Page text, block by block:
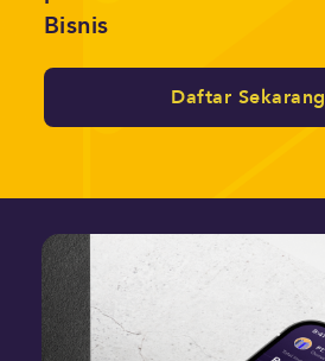
Bisnis
Daftar Sekarang